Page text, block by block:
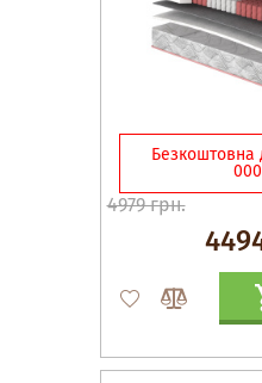
Безкоштовна
4979 грн.